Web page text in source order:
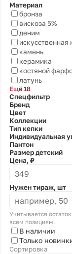
Материал
бронза
вискоза 5%
деним
искусственная
камень
керамика
костяной
латунь
Ещё 18
Спецфильтр
Бренд
Цвет
Коллекции
Тип кепки
Индивидуальная
Пантон
Размер детский
Цена, ₽
Нужен тираж, шт
Учитывается
всем позициям.
В наличии
Только
Сортировка